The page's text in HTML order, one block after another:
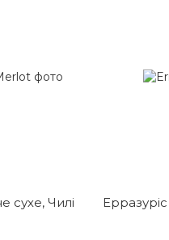
сухе, Чилі